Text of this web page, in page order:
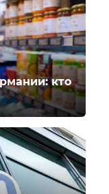
кто